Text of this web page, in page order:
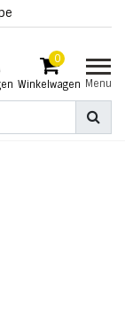
0
Winkelwagen Menu